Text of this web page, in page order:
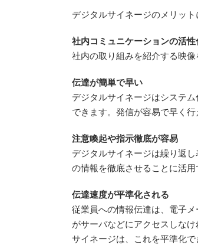
デジタルサイネージのメリッ
社内コミュニケーションの活性
社内の取り組みを紹介する映
伝達が簡単で早い
デジタルサイネージはシステ
できます。発信が容易で早く
注意喚起や指示徹底が容易
デジタルサイネージは繰り返
の情報を徹底させることに活用
伝達速度が平準化される
従業員への情報伝達は、電子
がサーバなどにアクセスしな
サイネージは、これを平準化で